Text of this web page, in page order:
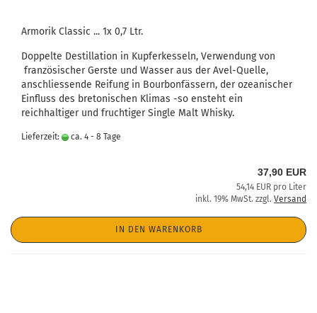
Armorik Classic ... 1x 0,7 Ltr.
Doppelte Destillation in Kupferkesseln, Verwendung von
französischer Gerste und Wasser aus der Avel-Quelle,
anschliessende Reifung in Bourbonfässern, der ozeanischer
Einfluss des bretonischen Klimas -so ensteht ein
reichhaltiger und fruchtiger Single Malt Whisky.
Lieferzeit: ca. 4 - 8 Tage
37,90 EUR
54,14 EUR pro Liter
inkl. 19% MwSt. zzgl. Versand
IN DEN WARENKORB